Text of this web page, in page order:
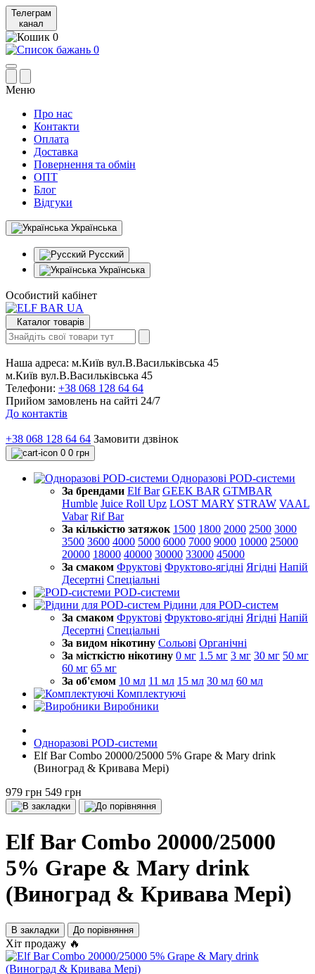
Телеграм
канал
0
0
Меню
Про нас
Контакти
Оплата
Доставка
Повернення та обмін
ОПТ
Блог
Відгуки
Українська
Русский
Українська
Особистий кабінет
Каталог товарів
Наша адреса: м.Київ вул.В.Васильківська 45
м.Київ вул.В.Васильківська 45
Телефони: +38 068 128 64 64
Прийом замовлень на сайті 24/7
До контактів
+38 068 128 64 64 Замовити дзвінок
0 0 грн
Одноразові POD-системи
За брендами Elf Bar GEEK BAR GTMBAR
Humble Juice Roll Upz LOST MARY STRAW VAAL
Vabar Rif Bar
За кількістю затяжок 1500 1800 2000 2500 3000
3500 3600 4000 5000 6000 7000 9000 10000 25000
20000 18000 40000 30000 33000 45000
За смаком Фруктові Фруктово-ягідні Ягідні Напій
Десертні Спеціальні
POD-системи
Рідини для POD-систем
За смаком Фруктові Фруктово-ягідні Ягідні Напій
Десертні Спеціальні
За видом нікотину Сольові Органічні
За місткістю нікотину 0 мг 1.5 мг 3 мг 30 мг 50 мг
60 мг 65 мг
За об'ємом 10 мл 11 мл 15 мл 30 мл 60 мл
Комплектуючі
Виробники
Одноразові POD-системи
Elf Bar Combo 20000/25000 5% Grape & Mary drink
(Виноград & Кривава Мері)
979 грн 549 грн
Elf Bar Combo 20000/25000
5% Grape & Mary drink
(Виноград & Кривава Мері)
В закладки До порівняння
Хіт продажу 🔥